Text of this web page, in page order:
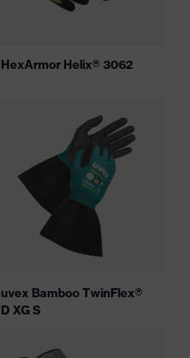
HexArmor Helix® 3062
uvex Bamboo TwinFlex®
D XG S